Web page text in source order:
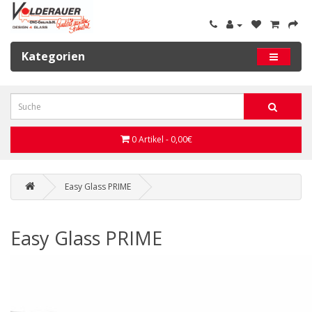
Kategorien
0 Artikel - 0,00€
Easy Glass PRIME
Easy Glass PRIME